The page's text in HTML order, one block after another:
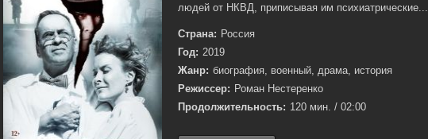
людей от НКВД, приписывая им психиатрические...
Страна: Россия
Год: 2019
Жанр: биография, военный, драма, история
Режиссер: Роман Нестеренко
Продолжительность: 120 мин. / 02:00